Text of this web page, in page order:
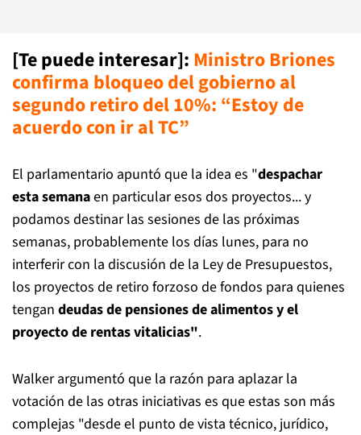
[Te puede interesar]: Ministro Briones
confirma bloqueo del gobierno al
segundo retiro del 10%: “Estoy de
acuerdo con ir al TC”
El parlamentario apuntó que la idea es "despachar
esta semanaen particular esos dos proyectos... y
podamos destinar las sesiones de las próximas
semanas, probablemente los días lunes, para no
interferir con la discusión de la Ley de Presupuestos,
los proyectos de retiro forzoso de fondos para quienes
tengan deudas de pensiones de alimentos y el
proyecto de rentas vitalicias".
Walker argumentó que la razón para aplazar la
votación de las otras iniciativas es que estas son más
complejas "desde el punto de vista técnico, jurídico,